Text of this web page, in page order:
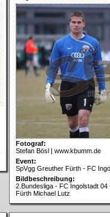
Fotograf:
Stefan Bösl | www.kbumm.de
Event:
SpVgg Greuther Fürth - FC
Bildbeschreibung:
2.Bundesliga - FC Ingolstadt
Fürth Michael Lutz